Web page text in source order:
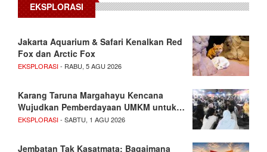
EKSPLORASI
Jakarta Aquarium & Safari Kenalkan Red
Fox dan Arctic Fox
EKSPLORASI- RABU, 5 AGU 2026
Karang Taruna Margahayu Kencana
Wujudkan Pemberdayaan UMKM untuk…
EKSPLORASI- SABTU, 1 AGU 2026
Jembatan Tak Kasatmata: Bagaimana